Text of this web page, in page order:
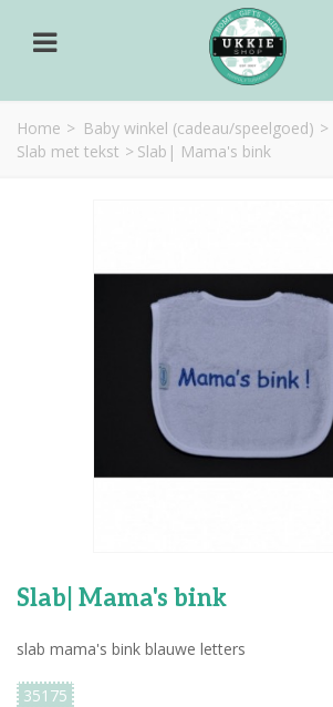
Home > Baby winkel (cadeau/speelgoed) >
Slab met tekst > Slab| Mama's bink
Slab| Mama's bink
slab mama's bink blauwe letters
35175